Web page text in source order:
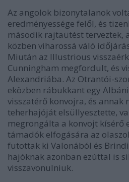
Az angolok bizonytalanok
eredményessége felől, és
második rajtaütést terveztek,
közben viharossá váló
Miután az Illustrious
Cunningham megfordult, és
Alexandriába. Az Otrantói-
eközben rábukkant egy
visszatérő konvojra, és annak
teherhajóját elsüllyesztette,
megrongálta a konvojt kísérő
támadók elfogására az
futottak ki Valonából és
hajóknak azonban ezúttal is
visszavonulniuk.